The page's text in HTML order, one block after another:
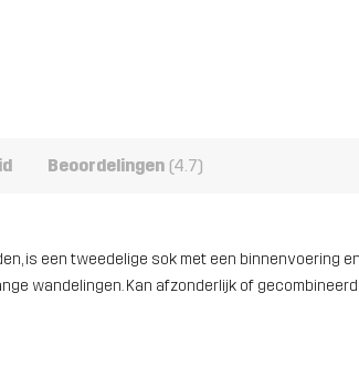
Beoordelingen (4.7)
is een tweedelige sok met een binnenvoering
wandelingen. Kan afzonderlijk of